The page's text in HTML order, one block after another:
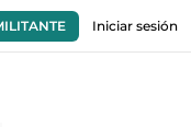
Iniciar sesión